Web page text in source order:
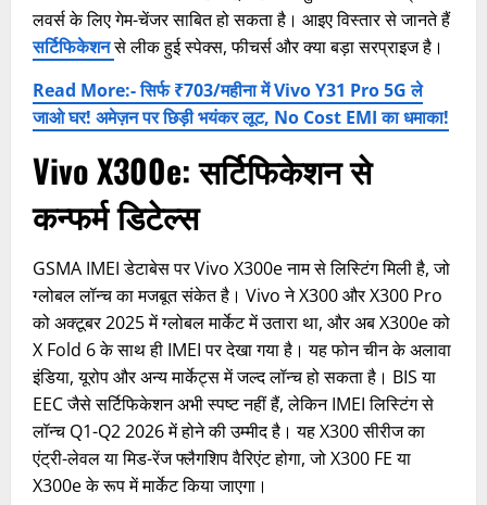
लवर्स के लिए गेम-चेंजर साबित हो सकता है। आइए विस्तार से जानते हैं
सर्टिफिकेशनसे लीक हुई स्पेक्स, फीचर्स और क्या बड़ा सरप्राइज है।
Read More:- सिर्फ ₹703/महीना में Vivo Y31 Pro 5G ले
जाओ घर! अमेज़न पर छिड़ी भयंकर लूट, No Cost EMI का धमाका!
Vivo X300e: सर्टिफिकेशन से
कन्फर्म डिटेल्स
GSMA IMEI डेटाबेस पर Vivo X300e नाम से लिस्टिंग मिली है, जो
ग्लोबल लॉन्च का मजबूत संकेत है। Vivo ने X300 और X300 Pro
को अक्टूबर 2025 में ग्लोबल मार्केट में उतारा था, और अब X300e को
X Fold 6 के साथ ही IMEI पर देखा गया है। यह फोन चीन के अलावा
इंडिया, यूरोप और अन्य मार्केट्स में जल्द लॉन्च हो सकता है। BIS या
EEC जैसे सर्टिफिकेशन अभी स्पष्ट नहीं हैं, लेकिन IMEI लिस्टिंग से
लॉन्च Q1-Q2 2026 में होने की उम्मीद है। यह X300 सीरीज का
एंट्री-लेवल या मिड-रेंज फ्लैगशिप वैरिएंट होगा, जो X300 FE या
X300e के रूप में मार्केट किया जाएगा।